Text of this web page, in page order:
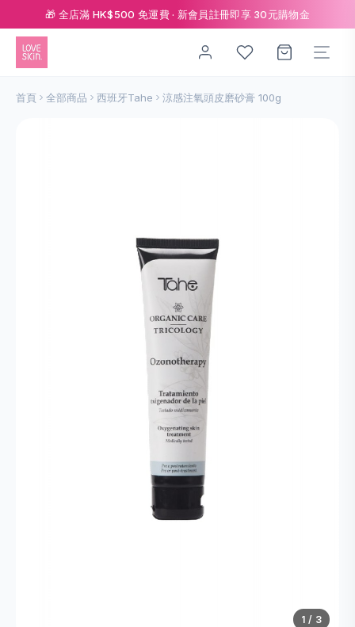
🎁 全店滿 HK$500 免運費 · 新會員註冊即享 30元購物金
首頁 全部商品 西班牙Tahe 涼感注氧頭皮磨砂膏 100g
1 / 3